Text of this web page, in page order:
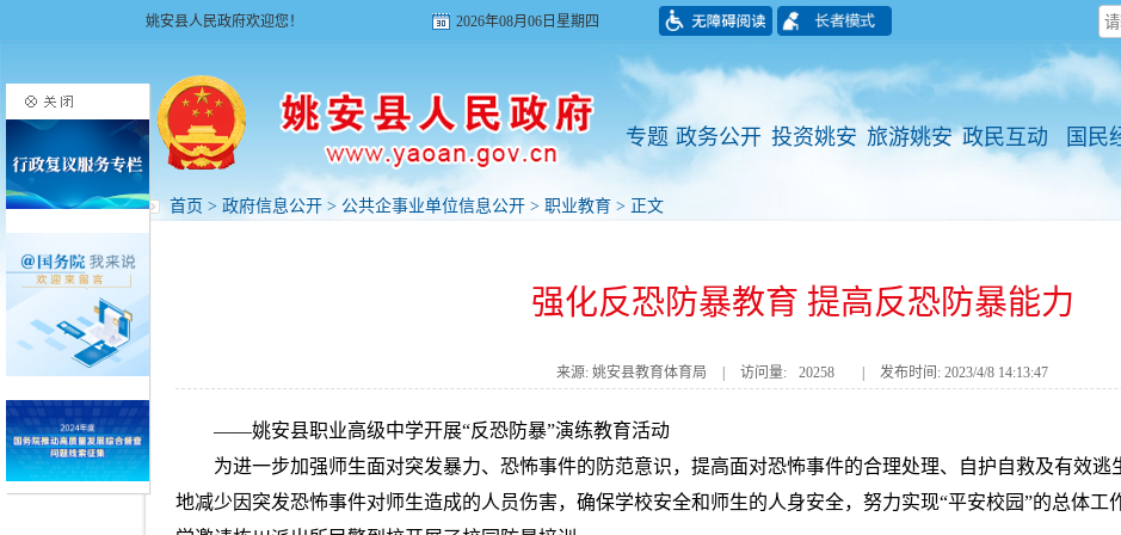
姚安县人民政府欢迎您！ 2026年08月06日星期四
专题 政务公开 投资姚安 旅游姚安 政民互动 国民
首页 > 政府信息公开 > 公共企事业单位信息公开 > 职业教育 > 正文
强化反恐防暴教育 提高反恐防暴能力
来源: 姚安县教育体育局 访问量: 20258 发布时间: 2023/4/8 14:13:47
——姚安县职业高级中学开展“反恐防暴”演练教育活动
为进一步加强师生面对突发暴力、恐怖事件的防范意识，提高面对恐怖事件的合理处理、自护自救及有效
地减少因突发恐怖事件对师生造成的人员伤害，确保学校安全和师生的人身安全，努力实现“平安校园”的总体工